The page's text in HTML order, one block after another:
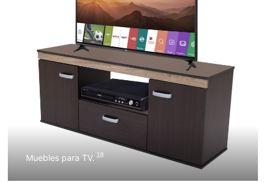
Muebles para TV. 18